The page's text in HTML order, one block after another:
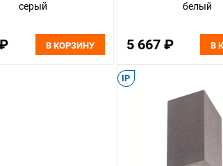
серый
В КОРЗИНУ
белый
5 667 ₽ В
IP